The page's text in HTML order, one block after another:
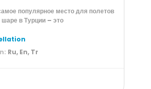
популярное место для полетов
в Турции – это
Ru, En, Tr